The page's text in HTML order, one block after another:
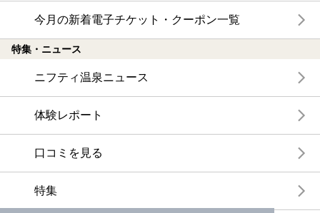
今月の新着電子チケット・クーポン一覧
特集・ニュース
ニフティ温泉ニュース
体験レポート
口コミを見る
特集